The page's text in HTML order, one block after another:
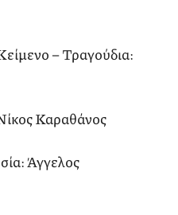
– Τραγούδια:
Καραθάνος
Άγγελος